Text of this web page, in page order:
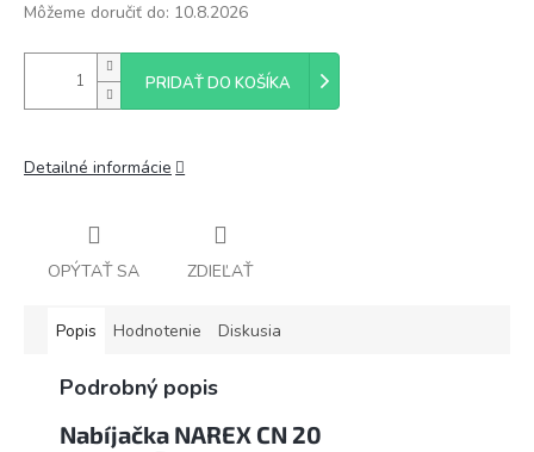
Môžeme doručiť do: 10.8.2026
PRIDAŤ DO KOŠÍKA
Detailné informácie
OPÝTAŤ SA ZDIEĽAŤ
Popis Hodnotenie Diskusia
Podrobný popis
Nabíjačka NAREX CN 20